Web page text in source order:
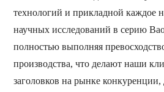
технологий и прикладной каждое
научных исследований в серию
полностьювыполняя
производства, что делают наши
заголовков на рынкеконкуренции,